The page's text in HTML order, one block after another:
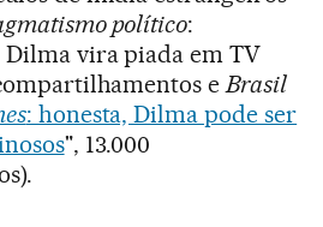
político:
vira piada em TV
eBrasil
: honesta, Dilma pode ser
", 13.000